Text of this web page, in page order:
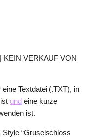
KEIN VERKAUF VON
Textdatei (.TXT), in
und eine kurze
ist.
Style “Gruselschloss